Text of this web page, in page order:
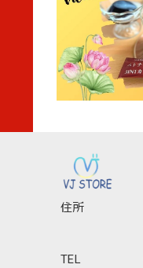
住所
TEL